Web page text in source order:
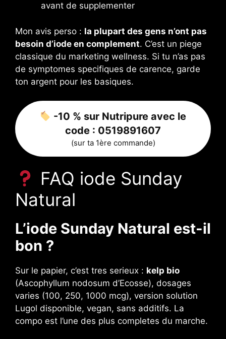
avant de supplementer
Mon avis perso : la plupart des gens n’ont pas
besoin d’iode en complement. C’est un piege
classique du marketing wellness. Si tu n’as pas
de symptomes specifiques de carence, garde
ton argent pour les basiques.
-10 % sur Nutripure avec le
code : 0519891607
(sur ta 1ère commande)
FAQ iode Sunday
Natural
L’iode Sunday Natural est-il
bon ?
Sur le papier, c’est tres serieux : kelp bio
(Ascophyllum nodosum d’Ecosse), dosages
varies (100, 250, 1000 mcg), version solution
Lugol disponible, vegan, sans additifs. La
compo est l’une des plus completes du marche.